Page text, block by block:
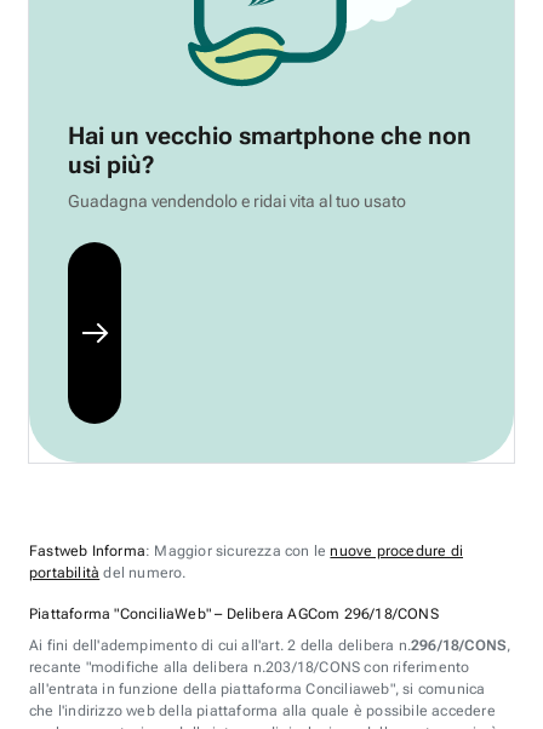
Hai un vecchio smartphone che non
usi più?
Guadagna vendendolo e ridai vita al tuo usato
Fastweb Informa: Maggior sicurezza con lenuove procedure di
portabilità del numero.
Piattaforma "ConciliaWeb" – Delibera AGCom 296/18/CONS
Ai fini dell'adempimento di cui all'art. 2 della delibera n.296/18/CONS,
recante "modifiche alla delibera n.203/18/CONS con riferimento
all'entrata in funzione della piattaforma Conciliaweb", si comunica
che l'indirizzo web della piattaforma alla quale è possibile accedere